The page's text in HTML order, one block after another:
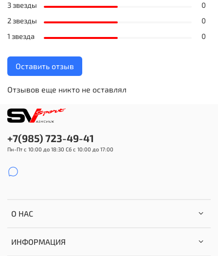
Отзывов еще никто не оставлял
3 звезды
0
2 звезды
0
1 звезда
0
Оставить отзыв
О НАС
ИНФОРМАЦИЯ
+7(985) 723-49-41
Пн-Пт с 10:00 до 18:30 Сб с 10:00 до 17:00